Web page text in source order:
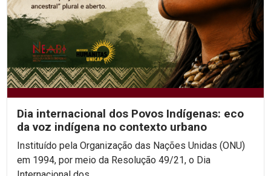
Dia internacional dos Povos Indígenas: eco
da voz indígena no contexto urbano
Instituído pela Organização das Nações Unidas (ONU)
em 1994, por meio da Resolução 49/21, o Dia